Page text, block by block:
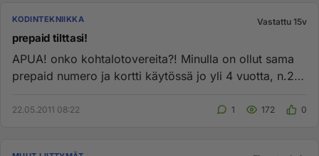
KODINTEKNIIKKA Vastattu 15v
prepaid tilttasi!
APUA! onko kohtalotovereita?! Minulla on ollut sama
prepaid numero ja kortti käytössä jo yli 4 vuotta, n.2
22.05.2011 08:22 1 172 0